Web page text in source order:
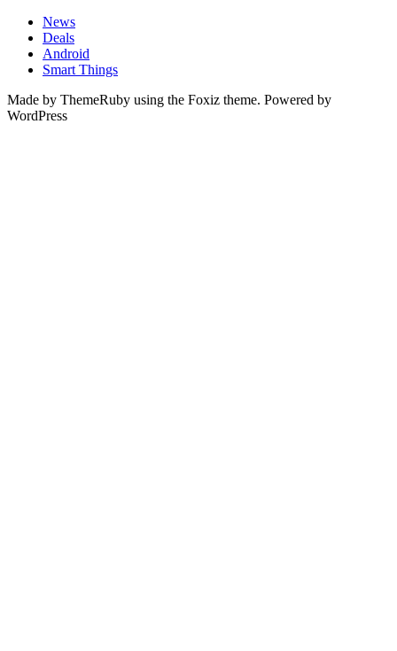
News
Deals
Android
Smart Things
Made by ThemeRuby using the Foxiz theme. Powered by
WordPress